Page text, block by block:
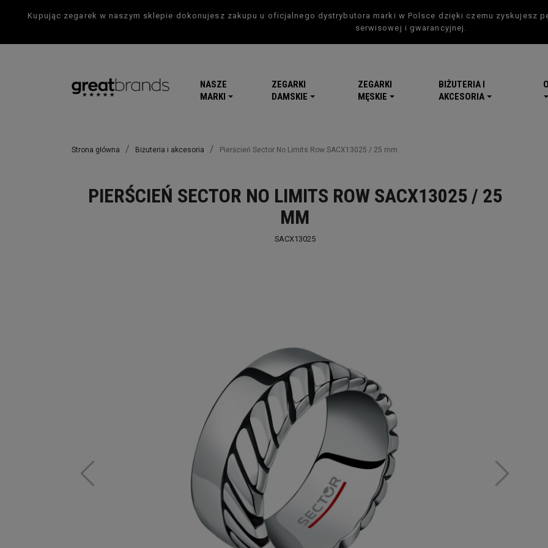
Kupując zegarek w naszym sklepie dokonujesz zakupu u oficjalnego dystrybutora marki w Polsce dzięki czemu zyskujesz
serwisowej i gwarancyjnej.
NASZE
MARKI
ZEGARKI
DAMSKIE
ZEGARKI
MĘSKIE
BIŻUTERIA I
AKCESORIA
Strona główna Biżuteria i akcesoria Pierścień Sector No Limits Row SACX13025 / 25 mm
PIERŚCIEŃ SECTOR NO LIMITS ROW SACX13025 / 25
MM
SACX13025